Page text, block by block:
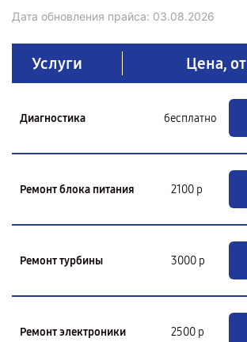
Дата обновления прайса: 03.08.2026
Услуги Цена, от
Диагностика бесплатно
Ремонт блока питания 2100 р
Ремонт турбины 3000 р
Ремонт электроники 2500 р